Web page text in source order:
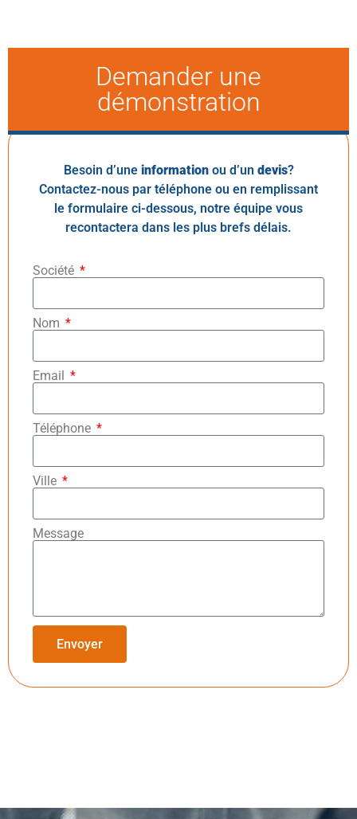
Demander une
démonstration
Besoin d’une informationou d’un devis?
Contactez-nous par téléphone ou en remplissant
le formulaire ci-dessous, notre équipe vous
recontactera dans les plus brefs délais.
Société
Nom
Email
Téléphone
Ville
Message
Envoyer